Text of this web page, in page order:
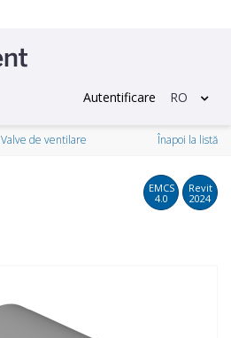
Autentificare RO
Valve de ventilare Înapoi la listă
EMCS
4.0
Revit
2024